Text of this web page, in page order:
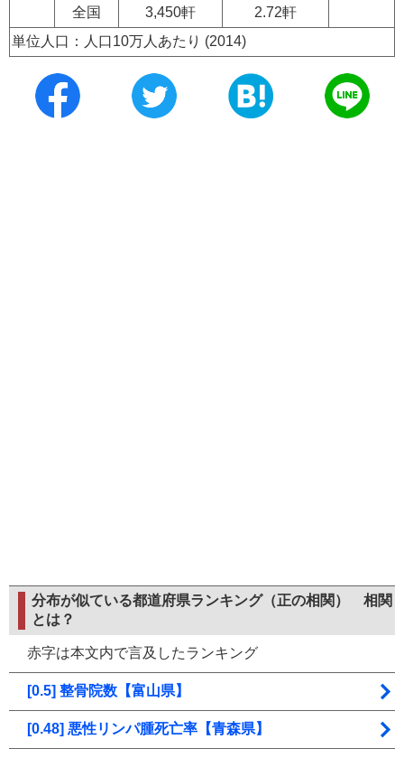
全国
3,450軒
2.72軒
単位人口：人口10万人あたり (2014)
分布が似ている都道府県ランキング（正の相関） 相関
とは？
赤字は本文内で言及したランキング
[0.5] 整骨院数【富山県】
[0.48] 悪性リンパ腫死亡率【青森県】